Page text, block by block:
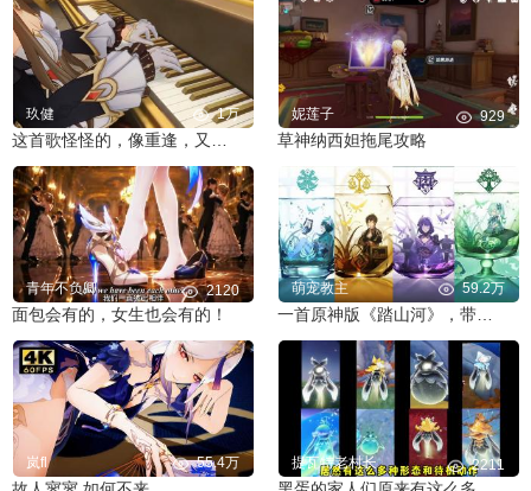
玖健 1万 妮莲子 929
草神纳西妲拖尾攻略
青年不负卿 2120
面包会有的，女生也会有的！
萌宠教主 59.2万
岚fl 55.4万 提瓦特老村长 2211